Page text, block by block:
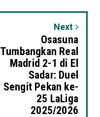
Next
Osasuna
Tumbangkan Real
Madrid 2-1 di El
Sadar: Duel
Sengit Pekan ke-
25 LaLiga
2025/2026